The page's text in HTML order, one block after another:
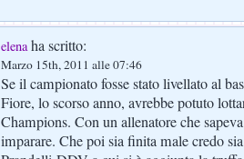
elenaha scritto:
Marzo 15th, 2011 alle 07:46
Se il campionato fosse stato livellato al
Fiore, lo scorso anno, avrebbe potuto
Champions. Con un allenatore che
imparare. Che poi sia finita male credo